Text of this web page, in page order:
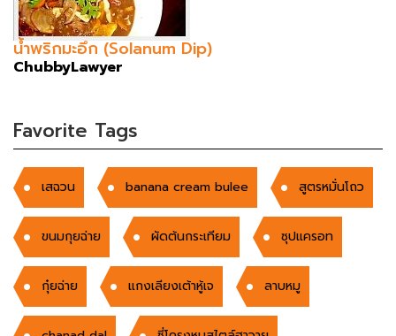
น้ำพริกมะอึก (Solanum Dip)
ChubbyLawyer
Favorite Tags
เสฉวน banana cream bulee สูตรหมั่นโถว
ขนมกุยฉ่าย ผัดต้นกระเทียม ซุปแครอท
กุ๋ยฉ่าย แกงเลียงเต้าหู้เจ ลาบหมู